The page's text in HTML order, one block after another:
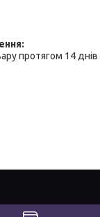
протягом 14 днів